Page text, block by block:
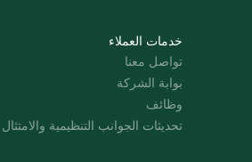
خدمات العملاء
تواصل معنا
بوابة الشركة
وظائف
تحديثات الجوانب التنظيمية والامتثال